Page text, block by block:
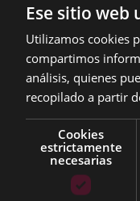
Ese sitio web
Utilizamos cookies
compartimos
análisis, quienes
recopilado a partir
Cookies
estrictamente
necesarias